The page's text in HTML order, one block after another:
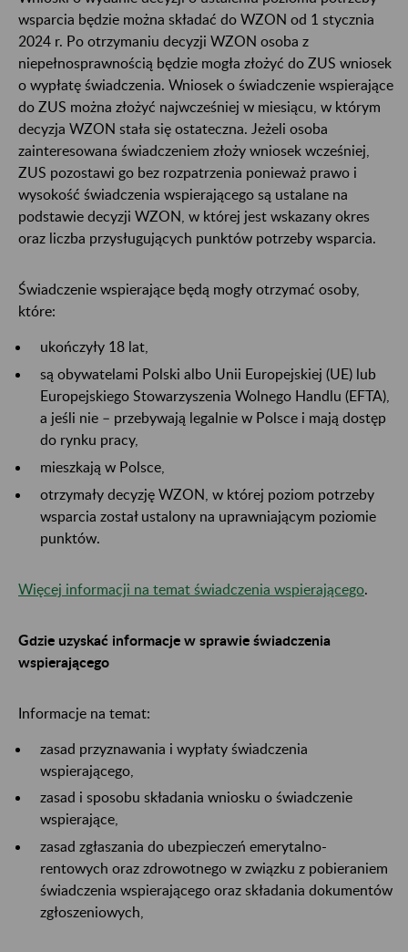
wsparcia będzie można składać do WZON od 1 stycznia
2024 r. Po otrzymaniu decyzji WZON osoba z
niepełnosprawnością będzie mogła złożyć do ZUS wniosek
o wypłatę świadczenia. Wniosek o świadczenie wspierające
do ZUS można złożyć najwcześniej w miesiącu, w którym
decyzja WZON stała się ostateczna. Jeżeli osoba
zainteresowana świadczeniem złoży wniosek wcześniej,
ZUS pozostawi go bez rozpatrzenia ponieważ prawo i
wysokość świadczenia wspierającego są ustalane na
podstawie decyzji WZON, w której jest wskazany okres
oraz liczba przysługujących punktów potrzeby wsparcia.
Świadczenie wspierające będą mogły otrzymać osoby,
które:
ukończyły 18 lat,
są obywatelami Polski albo Unii Europejskiej (UE) lub
Europejskiego Stowarzyszenia Wolnego Handlu (EFTA),
a jeśli nie – przebywają legalnie w Polsce i mają dostęp
do rynku pracy,
mieszkają w Polsce,
otrzymały decyzję WZON, w której poziom potrzeby
wsparcia został ustalony na uprawniającym poziomie
punktów.
Więcej informacji na temat świadczenia wspierającego
Gdzie uzyskać informacje w sprawie świadczenia
wspierającego
Informacje na temat:
zasad przyznawania i wypłaty świadczenia
wspierającego,
zasad i sposobu składania wniosku o świadczenie
wspierające,
zasad zgłaszania do ubezpieczeń emerytalno-
rentowych oraz zdrowotnego w związku z pobieraniem
świadczenia wspierającego oraz składania dokumentów
zgłoszeniowych,